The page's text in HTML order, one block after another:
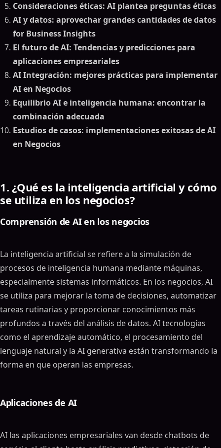
Consideraciones éticas: AI plantea preguntas éticas
AI y datos: aprovechar grandes cantidades de datos
for Business Insights
El futuro de AI: Tendencias y predicciones para
aplicaciones empresariales
AI Integración: mejores prácticas para implementar
AI en Negocios
Equilibrio AI e inteligencia humana: encontrar la
combinación adecuada
Estudios de casos: implementaciones exitosas de AI
en Negocios
1. ¿Qué es la inteligencia artificial y cómo
se utiliza en los negocios?
Comprensión de AI en los negocios
La inteligencia artificial se refiere a la simulación de
procesos de inteligencia humana mediante máquinas,
especialmente sistemas informáticos. En los negocios, AI
se utiliza para mejorar la toma de decisiones, automatizar
tareas rutinarias y proporcionar conocimientos más
profundos a través del análisis de datos. AI tecnologías
como el aprendizaje automático, el procesamiento del
lenguaje natural y la AI generativa están transformando la
forma en que operan las empresas.
Aplicaciones de AI
AI las aplicaciones empresariales van desde chatbots de